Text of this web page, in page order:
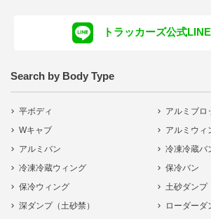
トラッカーズ公式
Search by Body Type
平ボディ
アルミブロ
Wキャブ
アルミウィ
アルミバン
冷凍冷蔵バ
冷凍冷蔵ウィング
保冷バン
保冷ウィング
土砂ダンプ
深ダンプ（土砂禁）
ローダーダ